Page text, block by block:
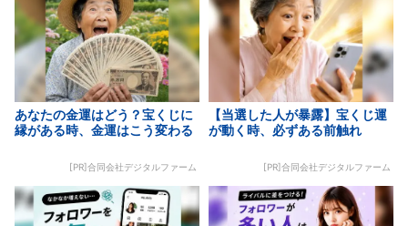
あなたの金運はどう？宝くじに
縁がある時、金運はこう変わる
[PR]合同会社デジタルファーム
【当選した人が暴露】宝くじ運
が動く時、必ずある前触れ
[PR]合同会社デジタルファーム